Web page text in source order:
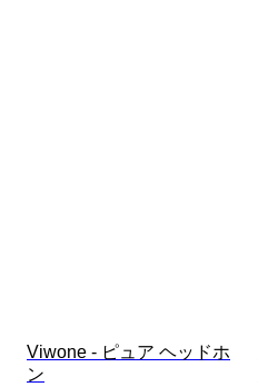
Viwone - ピュア ヘッドホ
ン